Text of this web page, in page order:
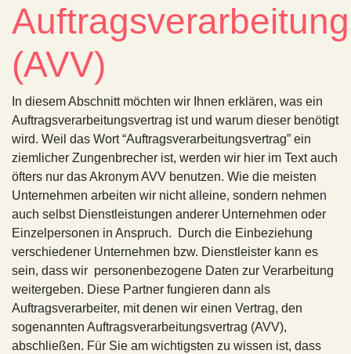
(AVV)
In diesem Abschnitt möchten wir Ihnen erklären, was ein
Auftragsverarbeitungsvertrag ist und warum dieser benötigt
wird. Weil das Wort “Auftragsverarbeitungsvertrag” ein
ziemlicher Zungenbrecher ist, werden wir hier im Text auch
öfters nur das Akronym AVV benutzen. Wie die meisten
Unternehmen arbeiten wir nicht alleine, sondern nehmen
auch selbst Dienstleistungen anderer Unternehmen oder
Einzelpersonen in Anspruch. Durch die Einbeziehung
verschiedener Unternehmen bzw. Dienstleister kann es
sein, dass wir personenbezogene Daten zur Verarbeitung
weitergeben. Diese Partner fungieren dann als
Auftragsverarbeiter, mit denen wir einen Vertrag, den
sogenannten Auftragsverarbeitungsvertrag (AVV),
abschließen. Für Sie am wichtigsten zu wissen ist, dass